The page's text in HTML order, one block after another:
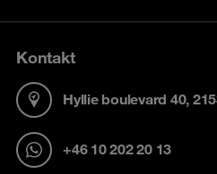
Kontakt
Hyllie boulevard 40,
+46 10 202 20 13